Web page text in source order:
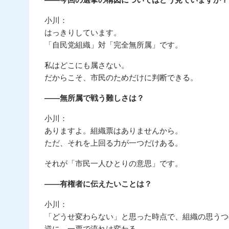
小川：
はっきりしています。
「自民党組織」対「完全無所属」です。
私はどこにも属さない。
だからこそ、市民のためだけに判断できる。
――無所属で戦う難しさは？
小川：
ありますよ。組織票はありませんから。
ただ、それを上回る力が一つだけある。
それが「市民一人ひとりの意思」です。
――有権者に伝えたいことは？
小川：
「どうせ変わらない」と思った時点で、組織の思う